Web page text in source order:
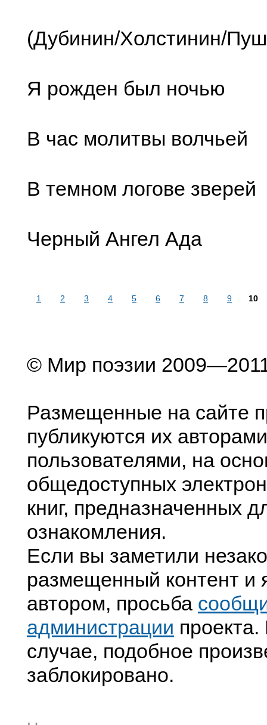
(Дубинин/Холстинин/
Я рожден был ночью
В час молитвы волчьей
В темном логове зверей
Черный Ангел Ада
1 2 3 4 5 6 7 8 9 10
© Мир поэзии
Размещенные на сайте
публикуются их
пользователями, на
общедоступных
книг, предназначенных
ознакомления.
Если вы заметили
размещенный контент и
автором, просьба
администрации
случае, подобное
заблокировано.